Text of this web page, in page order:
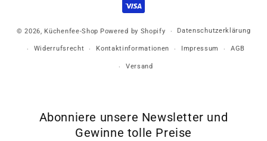
© 2026, Küchenfee-Shop Powered by Shopify Datenschutzerklärung
Widerrufsrecht Kontaktinformationen Impressum AGB
Versand
Abonniere unsere Newsletter und
Gewinne tolle Preise